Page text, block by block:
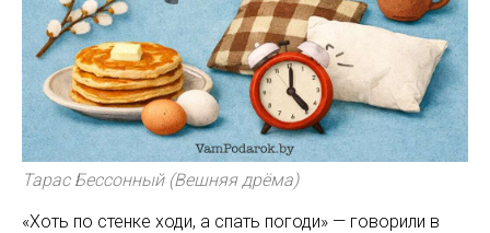
Тарас Бессонный (Вешняя дрёма)
«Хоть по стенке ходи, а спать погоди» — говорили в